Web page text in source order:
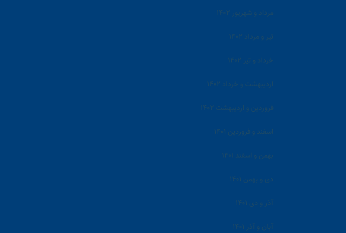
مرداد و شهریور ۱۴۰۲
تیر و مرداد ۱۴۰۲
خرداد و تیر ۱۴۰۲
اردیبهشت و خرداد ۱۴۰۲
فروردین و اردیبهشت ۱۴۰۲
اسفند و فروردین ۱۴۰۱
بهمن و اسفند ۱۴۰۱
دی و بهمن ۱۴۰۱
آذر و دی ۱۴۰۱
آبان و آذر ۱۴۰۱